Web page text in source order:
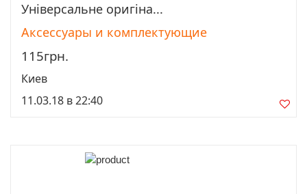
Просмотреть
Універсальне оригіна...
Аксессуары и комплектующие
115грн.
Киев
11.03.18 в 22:40